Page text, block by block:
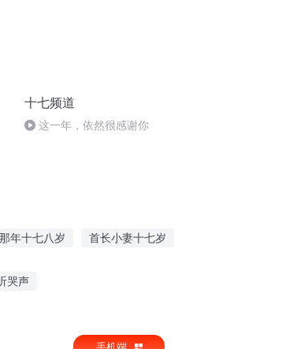
十七频道
这一年，依然很感谢你
那年十七八岁 首长小妻十七岁
哭声